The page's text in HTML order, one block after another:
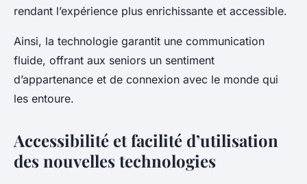
rendant l’expérience plus enrichissante et accessible.
Ainsi, la technologie garantit une communication
fluide, offrant aux seniors un sentiment
d’appartenance et de connexion avec le monde qui
les entoure.
Accessibilité et facilité d’utilisation
des nouvelles technologies